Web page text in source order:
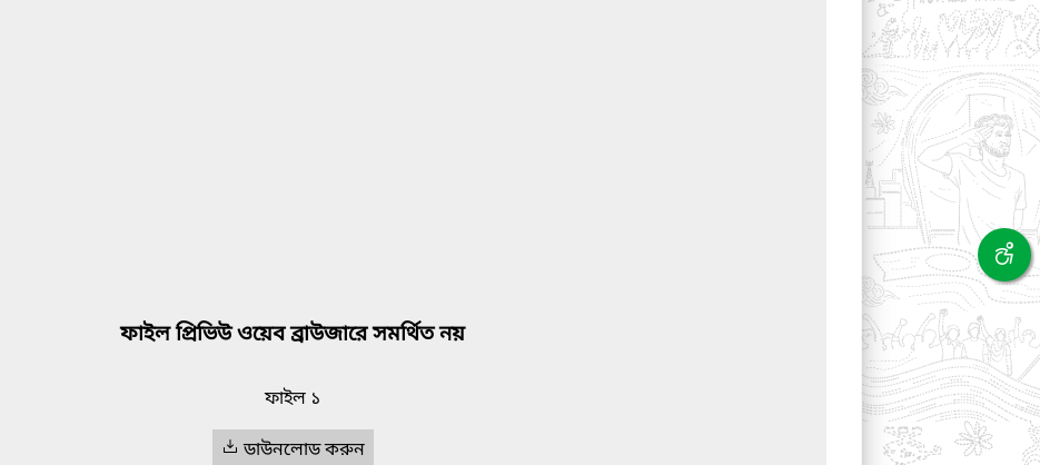
ফাইল প্রিভিউ ওয়েব ব্রাউজারে সমর্থিত নয়
ফাইল ১
ডাউনলোড করুন